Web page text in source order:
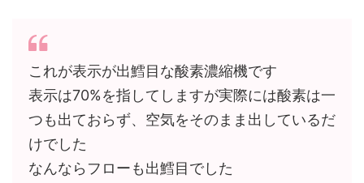
これが表示が出鱈目な酸素濃縮機です
表示は70%を指してしますが実際には酸素は一
つも出ておらず、空気をそのまま出しているだ
けでした
なんならフローも出鱈目でした